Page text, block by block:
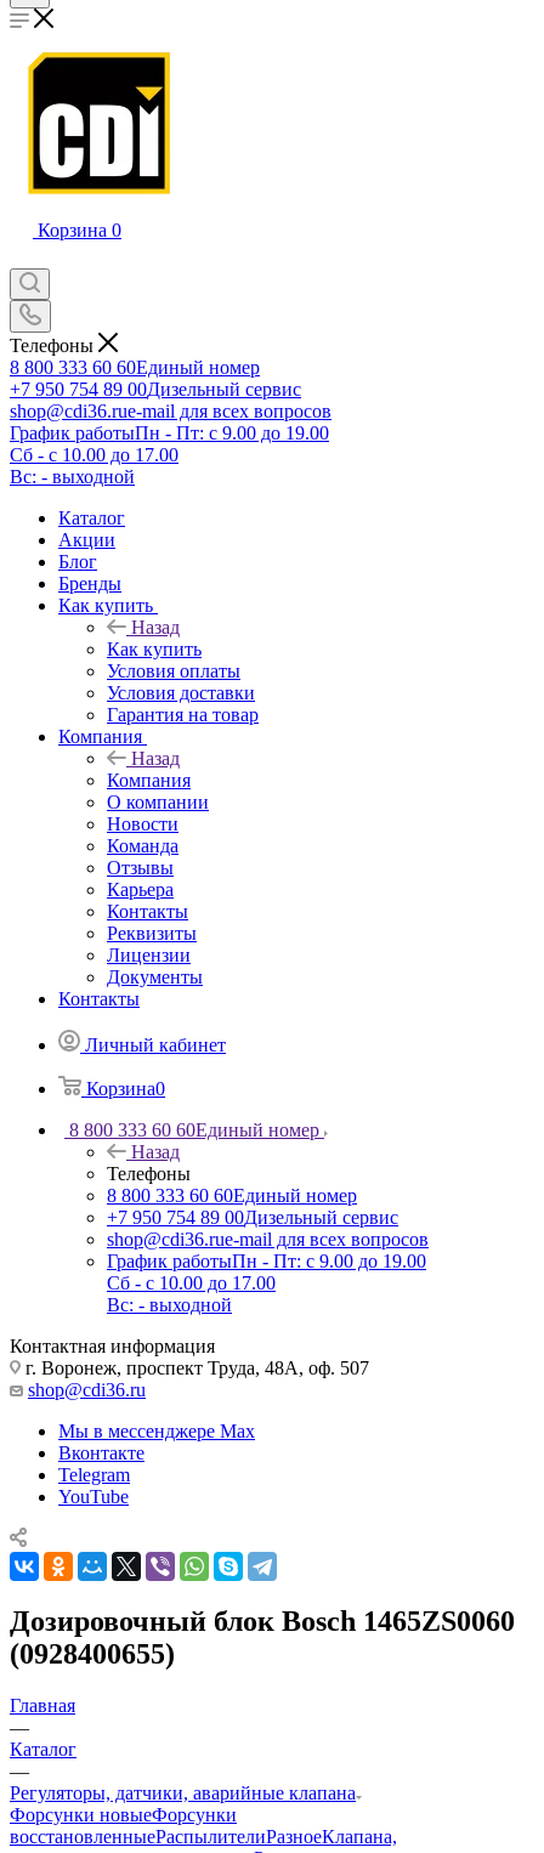
Корзина 0
Телефоны
8 800 333 60 60Единый номер
+7 950 754 89 00Дизельный сервис
shop@cdi36.rue-mail для всех вопросов
График работыПн - Пт: с 9.00 до 19.00
Сб - с 10.00 до 17.00
Вс: - выходной
Каталог
Акции
Блог
Бренды
Как купить
Назад
Как купить
Условия оплаты
Условия доставки
Гарантия на товар
Компания
Назад
Компания
О компании
Новости
Команда
Отзывы
Карьера
Контакты
Реквизиты
Лицензии
Документы
Контакты
Личный кабинет
Корзина0
8 800 333 60 60Единый номер
Назад
Телефоны
8 800 333 60 60Единый номер
+7 950 754 89 00Дизельный сервис
shop@cdi36.rue-mail для всех вопросов
График работыПн - Пт: с 9.00 до 19.00
Сб - с 10.00 до 17.00
Вс: - выходной
Контактная информация
г. Воронеж, проспект Труда, 48А, оф. 507
shop@cdi36.ru
Мы в мессенджере Max
Вконтакте
Telegram
YouTube
Дозировочный блок Bosch 1465ZS0060
(0928400655)
Главная
—
Каталог
—
Регуляторы, датчики, аварийные клапана
Форсунки новыеФорсунки
восстановленныеРаспылителиРазноеКлапана,